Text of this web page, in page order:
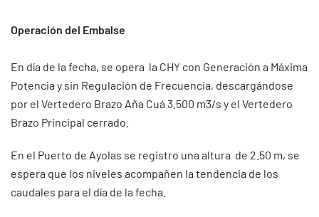
Operación del Embalse
En día de la fecha, se opera la CHY con Generación a Máxima
Potencia y sin Regulación de Frecuencia, descargándose
por el Vertedero Brazo Aña Cuá 3.500 m3/s y el Vertedero
Brazo Principal cerrado.
En el Puerto de Ayolas se registro una altura de 2.50 m, se
espera que los niveles acompañen la tendencia de los
caudales para el día de la fecha.